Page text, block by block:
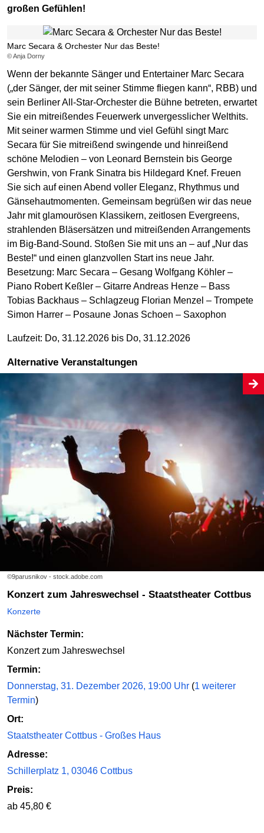
großen Gefühlen!
Marc Secara & Orchester Nur das Beste!
© Anja Dorny
Wenn der bekannte Sänger und Entertainer Marc Secara
(„der Sänger, der mit seiner Stimme fliegen kann“, RBB) und
sein Berliner All-Star-Orchester die Bühne betreten, erwartet
Sie ein mitreißendes Feuerwerk unvergesslicher Welthits.
Mit seiner warmen Stimme und viel Gefühl singt Marc
Secara für Sie mitreißend swingende und hinreißend
schöne Melodien – von Leonard Bernstein bis George
Gershwin, von Frank Sinatra bis Hildegard Knef. Freuen
Sie sich auf einen Abend voller Eleganz, Rhythmus und
Gänsehautmomenten. Gemeinsam begrüßen wir das neue
Jahr mit glamourösen Klassikern, zeitlosen Evergreens,
strahlenden Bläsersätzen und mitreißenden Arrangements
im Big-Band-Sound. Stoßen Sie mit uns an – auf „Nur das
Beste!“ und einen glanzvollen Start ins neue Jahr.
Besetzung: Marc Secara – Gesang Wolfgang Köhler –
Piano Robert Keßler – Gitarre Andreas Henze – Bass
Tobias Backhaus – Schlagzeug Florian Menzel – Trompete
Simon Harrer – Posaune Jonas Schoen – Saxophon
Laufzeit: Do, 31.12.2026 bis Do, 31.12.2026
Alternative Veranstaltungen
©9parusnikov - stock.adobe.com
Konzert zum Jahreswechsel - Staatstheater Cottbus
Konzerte
Nächster Termin:
Konzert zum Jahreswechsel
Termin:
Donnerstag, 31. Dezember 2026, 19:00 Uhr (1 weiterer
Termin)
Ort:
Staatstheater Cottbus - Großes Haus
Adresse:
Schillerplatz 1, 03046 Cottbus
Preis:
ab 45,80 €